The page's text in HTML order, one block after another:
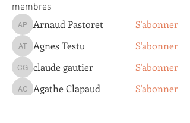
membres
Arnaud Pastoret
Arnaud Pastoret S'abonner
Agnes Testu
Agnes Testu S'abonner
claude gautier
claude gautier S'abonner
Agathe Clapaud
Agathe Clapaud S'abonner